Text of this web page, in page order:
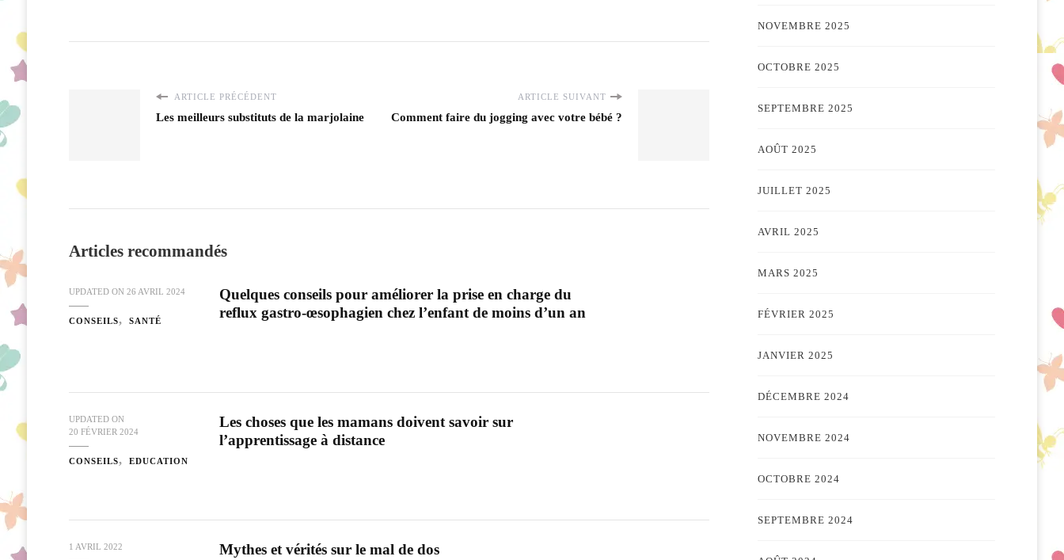
ARTICLE PRÉCÉDENT
Les meilleurs substituts de la marjolaine
ARTICLE SUIVANT
Comment faire du jogging avec votre bébé ?
Articles recommandés
UPDATED ON 26 AVRIL 2024
CONSEILS SANTÉ
Quelques conseils pour améliorer la prise en charge du
reflux gastro-œsophagien chez l’enfant de moins d’un an
UPDATED ON
20 FÉVRIER 2024
CONSEILS EDUCATION
Les choses que les mamans doivent savoir sur
l’apprentissage à distance
1 AVRIL 2022 Mythes et vérités sur le mal de dos
NOVEMBRE 2025
OCTOBRE 2025
SEPTEMBRE 2025
AOÛT 2025
JUILLET 2025
AVRIL 2025
MARS 2025
FÉVRIER 2025
JANVIER 2025
DÉCEMBRE 2024
NOVEMBRE 2024
OCTOBRE 2024
SEPTEMBRE 2024